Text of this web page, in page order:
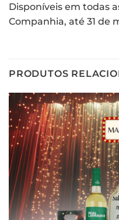
Disponíveis em todas
Companhia, até 31 de
PRODUTOS